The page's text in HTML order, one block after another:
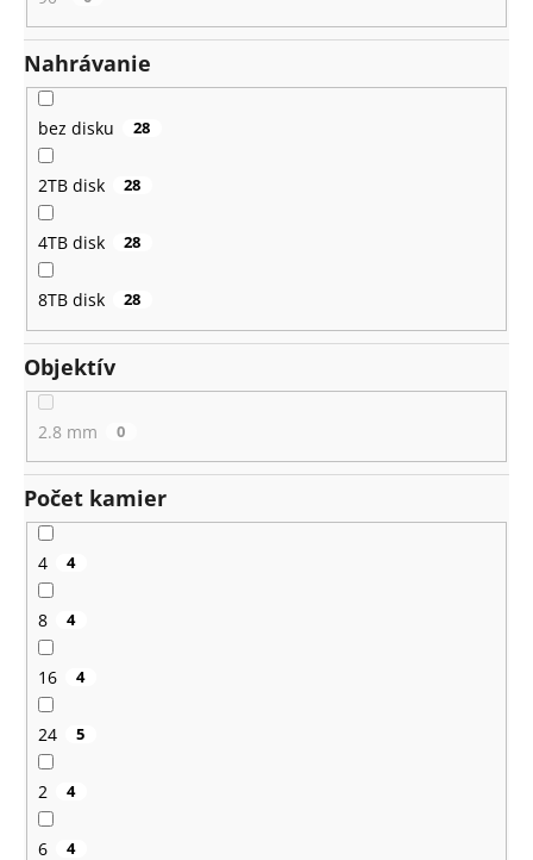
Nahrávanie
bez disku 28
2TB disk 28
4TB disk 28
8TB disk 28
Objektív
2.8 mm 0
Počet kamier
4 4
8 4
16 4
24 5
2 4
6 4